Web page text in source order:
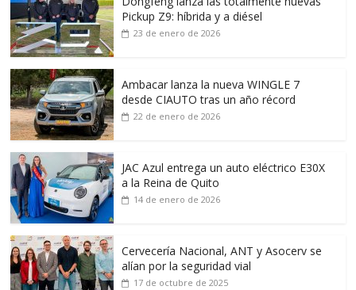
Pickup Z9: híbrida y a diésel
23 de enero de 2026
Ambacar lanza la nueva WINGLE 7
desde CIAUTO tras un año récord
22 de enero de 2026
JAC Azul entrega un auto eléctrico E30X
a la Reina de Quito
14 de enero de 2026
Cervecería Nacional, ANT y Asocerv se
alían por la seguridad vial
17 de octubre de 2025